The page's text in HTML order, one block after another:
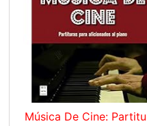
Música De Cine: